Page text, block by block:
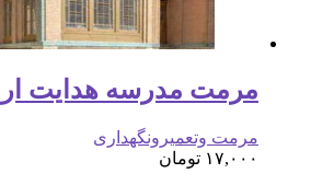
مرمت مدرسه هدایت
مرمت وتعمیرونگهداری
۱۷,۰۰۰ تومان